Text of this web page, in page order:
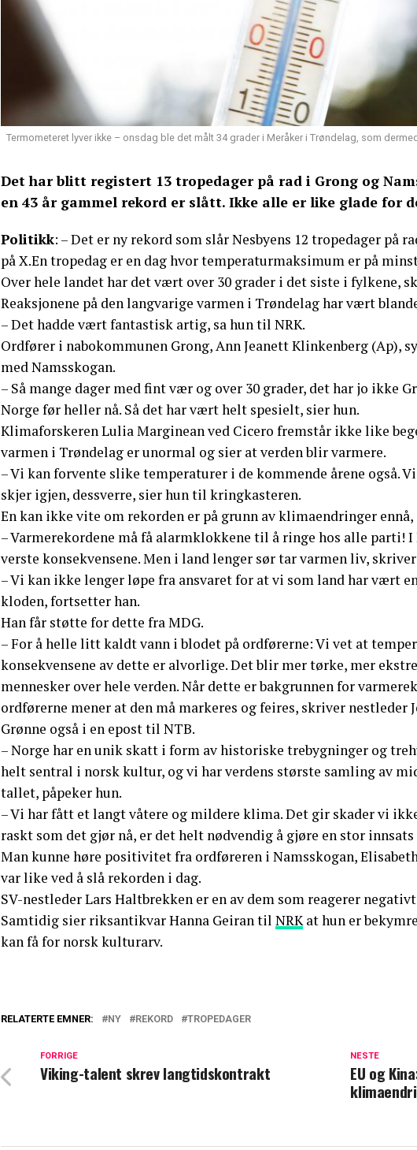
Termometeret lyver ikke – onsdag ble det målt 34 grader i Meråker i Trøndelag, som
Det har blitt registert 13 tropedager på rad i Grong og
en 43 år gammel rekord er slått. Ikke alle er like glade for
Politikk: – Det er ny rekord som slår Nesbyens 12 tropedager
på X.En tropedag er en dag hvor temperaturmaksimum er på
Over hele landet har det vært over 30 grader i det siste i fylkene,
Reaksjonene på den langvarige varmen i Trøndelag har vært
– Det hadde vært fantastisk artig, sa hun til NRK.
Ordfører i nabokommunen Grong, Ann Jeanett Klinkenberg (Ap),
med Namsskogan.
– Så mange dager med fint vær og over 30 grader, det har jo ikke
Norge før heller nå. Så det har vært helt spesielt, sier hun.
Klimaforskeren Lulia Marginean ved Cicero fremstår ikke like
varmen i Trøndelag er unormal og sier at verden blir varmere.
– Vi kan forvente slike temperaturer i de kommende årene også.
skjer igjen, dessverre, sier hun til kringkasteren.
En kan ikke vite om rekorden er på grunn av klimaendringer ennå,
– Varmerekordene må få alarmklokkene til å ringe hos alle parti!
verste konsekvensene. Men i land lenger sør tar varmen liv,
– ⁠Vi kan ikke lenger løpe fra ansvaret for at vi som land har vært
kloden, fortsetter han.
Han får støtte for dette fra MDG.
– For å helle litt kaldt vann i blodet på ordførerne: Vi vet at
konsekvensene av dette er alvorlige. Det blir mer tørke, mer
mennesker over hele verden. Når dette er bakgrunnen for
ordførerne mener at den må markeres og feires, skriver
Grønne også i en epost til NTB.
– Norge har en unik skatt i form av historiske trebygninger og
helt sentral i norsk kultur, og vi har verdens største samling av
tallet, påpeker hun.
– Vi har fått et langt våtere og mildere klima. Det gir skader vi
raskt som det gjør nå, er det helt nødvendig å gjøre en stor
Man kunne høre positivitet fra ordføreren i Namsskogan,
var like ved å slå rekorden i dag.
SV-nestleder Lars Haltbrekken er en av dem som reagerer
Samtidig sier riksantikvar Hanna Geiran til NRKat hun er
kan få for norsk kulturarv.
RELATERTE EMNER: NY REKORD TROPEDAGER
NESTE
EU og
FORRIGE
Viking-talent skrev langtidskontrakt